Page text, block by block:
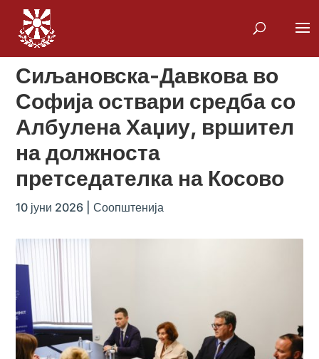
Сиљановска-Давкова во
Софија оствари средба со
Албулена Хаџиу, вршител
на должноста
претседателка на Косово
10 јуни 2026 |Соопштенија